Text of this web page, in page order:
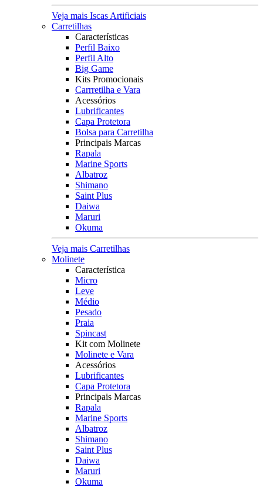
Veja mais Iscas Artificiais
Carretilhas
Características
Perfil Baixo
Perfil Alto
Big Game
Kits Promocionais
Carrretilha e Vara
Acessórios
Lubrificantes
Capa Protetora
Bolsa para Carretilha
Principais Marcas
Rapala
Marine Sports
Albatroz
Shimano
Saint Plus
Daiwa
Maruri
Okuma
Veja mais Carretilhas
Molinete
Característica
Micro
Leve
Médio
Pesado
Praia
Spincast
Kit com Molinete
Molinete e Vara
Acessórios
Lubrificantes
Capa Protetora
Principais Marcas
Rapala
Marine Sports
Albatroz
Shimano
Saint Plus
Daiwa
Maruri
Okuma